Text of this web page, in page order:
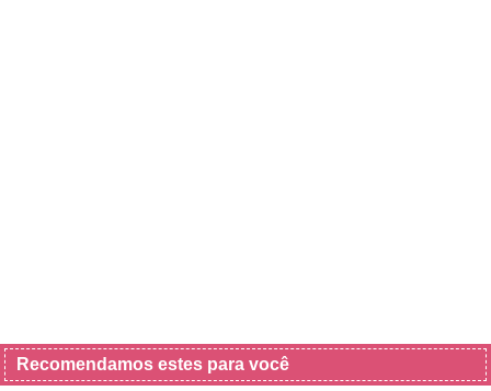
Recomendamos estes para você